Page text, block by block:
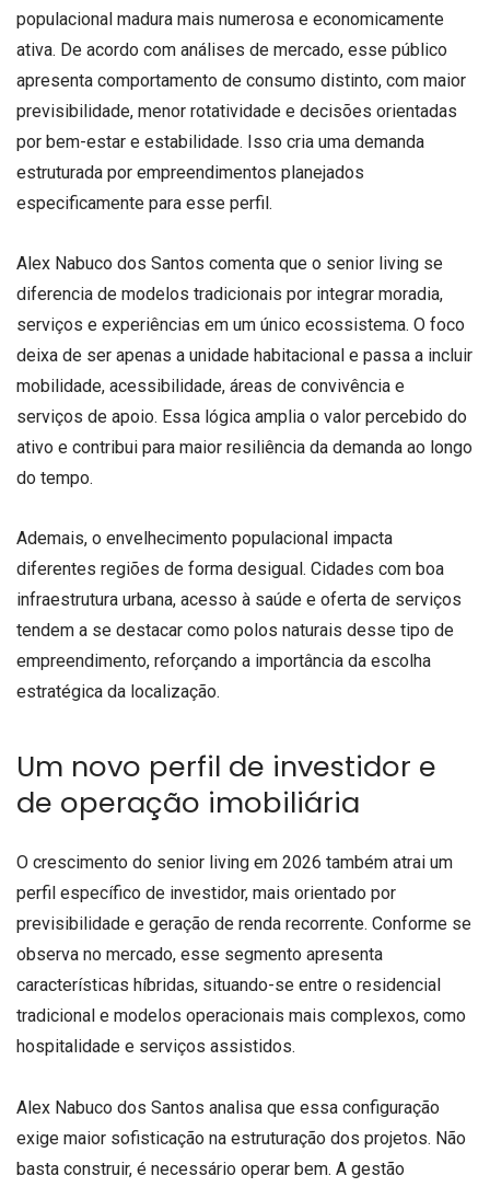
populacional madura mais numerosa e economicamente
ativa. De acordo com análises de mercado, esse público
apresenta comportamento de consumo distinto, com maior
previsibilidade, menor rotatividade e decisões orientadas
por bem-estar e estabilidade. Isso cria uma demanda
estruturada por empreendimentos planejados
especificamente para esse perfil.
Alex Nabuco dos Santos comenta que o senior living se
diferencia de modelos tradicionais por integrar moradia,
serviços e experiências em um único ecossistema. O foco
deixa de ser apenas a unidade habitacional e passa a incluir
mobilidade, acessibilidade, áreas de convivência e
serviços de apoio. Essa lógica amplia o valor percebido do
ativo e contribui para maior resiliência da demanda ao longo
do tempo.
Ademais, o envelhecimento populacional impacta
diferentes regiões de forma desigual. Cidades com boa
infraestrutura urbana, acesso à saúde e oferta de serviços
tendem a se destacar como polos naturais desse tipo de
empreendimento, reforçando a importância da escolha
estratégica da localização.
Um novo perfil de investidor e
de operação imobiliária
O crescimento do senior living em 2026 também atrai um
perfil específico de investidor, mais orientado por
previsibilidade e geração de renda recorrente. Conforme se
observa no mercado, esse segmento apresenta
características híbridas, situando-se entre o residencial
tradicional e modelos operacionais mais complexos, como
hospitalidade e serviços assistidos.
Alex Nabuco dos Santos analisa que essa configuração
exige maior sofisticação na estruturação dos projetos. Não
basta construir, é necessário operar bem. A gestão